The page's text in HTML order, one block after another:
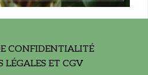
CONFIDENTIALITÉ
LÉGALES ET CGV